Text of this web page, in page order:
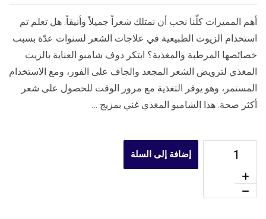
أهم المميزات كلّنا نحب أن نمتلك شعراً جميلاً وأنيقاً. هل تعلم تم
استخدام الزيوت الطبيعية في علاجات الشعر لسنوات عدّة بسبب
خصائصها المرطبة والمغذية؟ ابتكر دوف شامبو العناية بالزيت
المغذي لترويض الشعر المجعد والجاف على الفور، ومع الاستخدام
المستمر، وهو يوفر التغذية مع مرور الوقت للحصول على شعر
أكثر صحة. هذا الشامبو المغذي غني بمزيج …
إضافة إلى السلة